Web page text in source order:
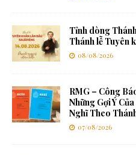
Tỉnh dòng
Thánh lễ Tuyên
08/08/2026
RMG – Công
Những Gợi Ý
Nghĩ Theo
07/08/2026